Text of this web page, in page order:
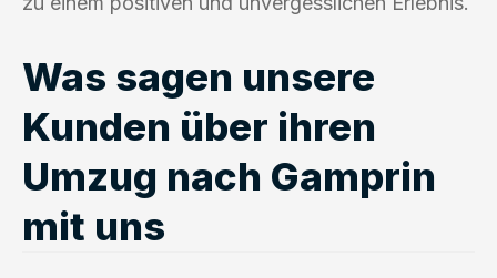
Was sagen unsere
Kunden über ihren
Umzug nach Gamprin
mit uns